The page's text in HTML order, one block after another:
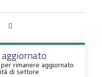
rimanere aggiornato
di settore